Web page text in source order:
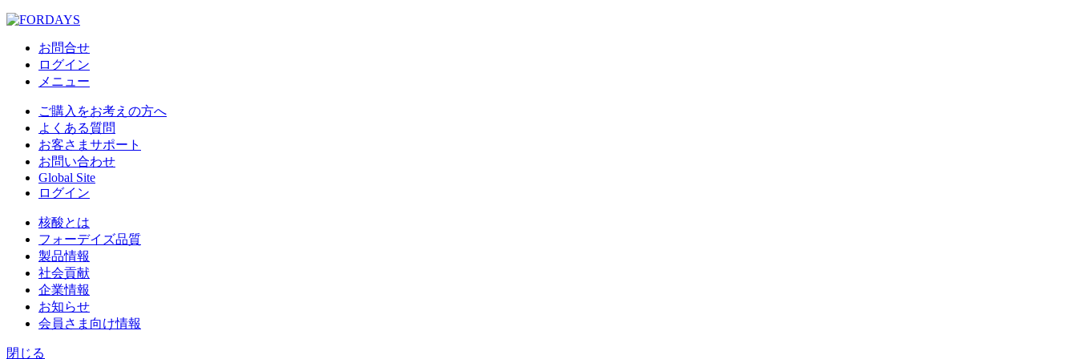
お問合せ
ログイン
メニュー
ご購入をお考えの方へ
よくある質問
お客さまサポート
お問い合わせ
Global Site
ログイン
核酸とは
フォーデイズ品質
製品情報
社会貢献
企業情報
お知らせ
会員さま向け情報
閉じる